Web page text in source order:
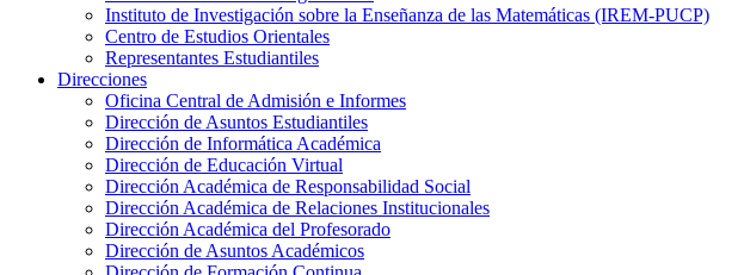
Instituto de Investigación sobre la Enseñanza de las Matemáticas (IREM-PUCP)
Centro de Estudios Orientales
Representantes Estudiantiles
Direcciones
Oficina Central de Admisión e Informes
Dirección de Asuntos Estudiantiles
Dirección de Informática Académica
Dirección de Educación Virtual
Dirección Académica de Responsabilidad Social
Dirección Académica de Relaciones Institucionales
Dirección Académica del Profesorado
Dirección de Asuntos Académicos